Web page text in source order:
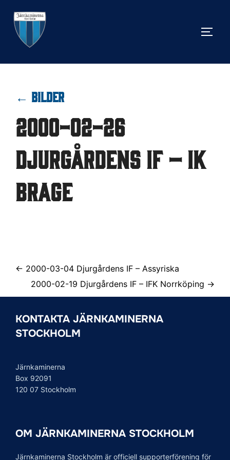
innehåll
← BILDER
2000-02-26
Djurgårdens IF – IK
Brage
← 2000-03-04 Djurgårdens IF – Assyriska
2000-02-19 Djurgårdens IF – IFK Norrköping →
KONTAKTA JÄRNKAMINERNA
STOCKHOLM
Järnkaminerna
Box 92091
120 07 Stockholm
OM JÄRNKAMINERNA STOCKHOLM
Järnkaminerna Stockholm är officiell supporterförening för